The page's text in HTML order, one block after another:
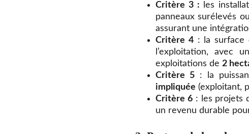
Critère 3 : les
panneaux surélevés
assurant une
Critère 4: la surface
l’exploitation, avec
exploitations de 2
Critère 5 : la
impliquée (exploitant,
Critère 6: les projets
un revenu durable